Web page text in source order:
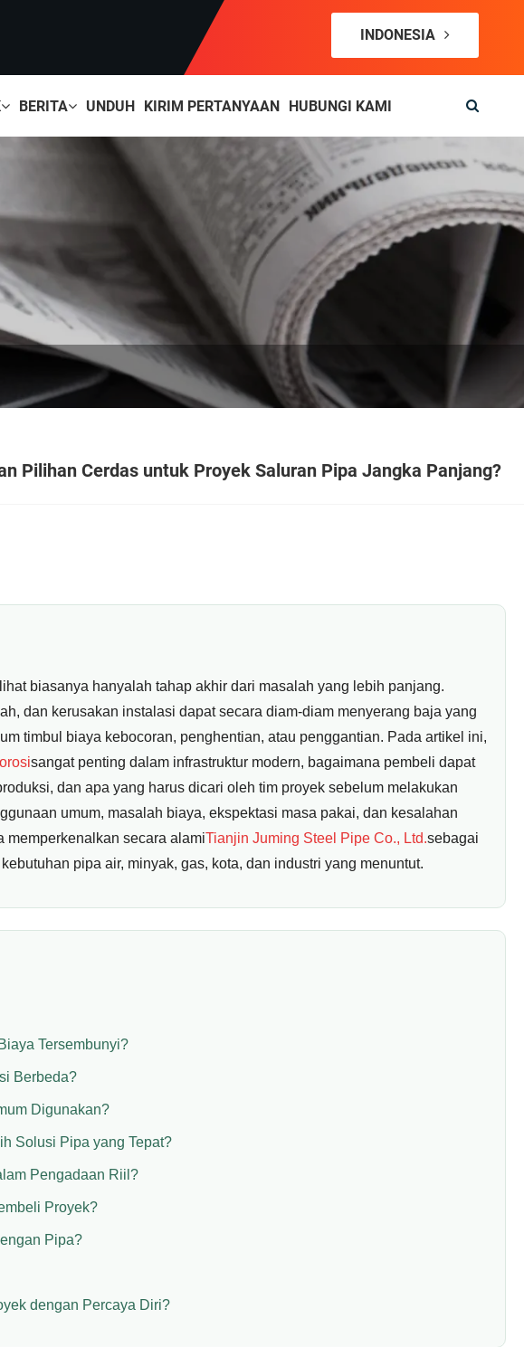
INDONESIA
BERITA UNDUH KIRIM PERTANYAAN HUBUNGI KAMI
Pilihan Cerdas untuk Proyek Saluran Pipa Jangka Panjang?
biasanya hanyalah tahap akhir dari masalah yang lebih panjang.
dan kerusakan instalasi dapat secara diam-diam menyerang baja yang
timbul biaya kebocoran, penghentian, atau penggantian. Pada artikel ini,
sangat penting dalam infrastruktur modern, bagaimana pembeli dapat
dan apa yang harus dicari oleh tim proyek sebelum melakukan
umum, masalah biaya, ekspektasi masa pakai, dan kesalahan
memperkenalkan secara alamiTianjin Juming Steel Pipe Co., Ltd.sebagai
pipa air, minyak, gas, kota, dan industri yang menuntut.
Tersembunyi?
Berbeda?
Digunakan?
Solusi Pipa yang Tepat?
Pengadaan Riil?
Proyek?
Pipa?
dengan Percaya Diri?